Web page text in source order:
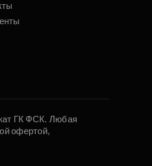
ГК ФСК. Любая
офертой,